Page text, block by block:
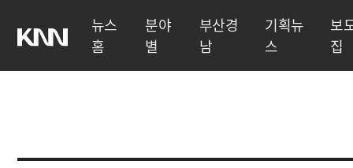
뉴스
홈
분야
별
부산경
남
기획뉴
스
보
집